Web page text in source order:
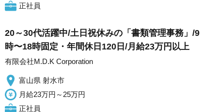
正社員
20～30代活躍中/土日祝休みの「書類管理事務」/9
時〜18時固定・年間休日120日/月給23万円以上
有限会社M.D.K Corporation
富山県 射水市
月給23万円～25万円
正社員